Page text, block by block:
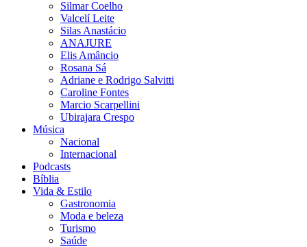
Silmar Coelho
Valcelí Leite
Silas Anastácio
ANAJURE
Elis Amâncio
Rosana Sá
Adriane e Rodrigo Salvitti
Caroline Fontes
Marcio Scarpellini
Ubirajara Crespo
Música
Nacional
Internacional
Podcasts
Bíblia
Vida & Estilo
Gastronomia
Moda e beleza
Turismo
Saúde